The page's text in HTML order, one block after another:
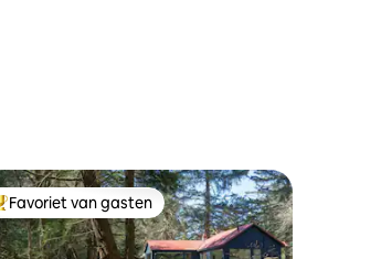
van 4,94 uit 5, 304 recensies
van gasten
Favoriet van gasten